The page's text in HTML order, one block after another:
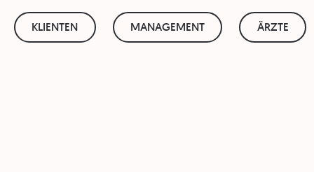
KLIENTEN MANAGEMENT ÄRZTE